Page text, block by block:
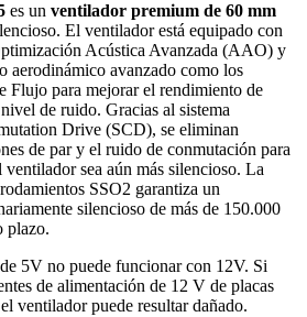
es un ventilador premium de 60 mm
El ventilador está equipado con
Acústica Avanzada (AAO) y
aerodinámico avanzado como los
Flujo para mejorar el rendimiento de
de ruido. Gracias al sistema
Drive (SCD), se eliminan
de par y el ruido de conmutación para
sea aún más silencioso. La
SSO2 garantiza un
silencioso de más de 150.000
plazo.
5V no puede funcionar con 12V. Si
de alimentación de 12 V de placas
ventilador puede resultar dañado.